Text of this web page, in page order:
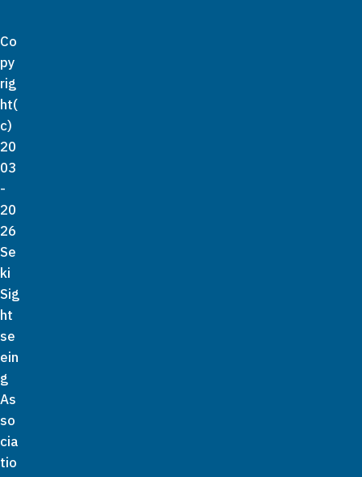
Co
py
rig
ht(
c)
20
03
-
20
26
Se
ki
Sig
ht
se
ein
g
As
so
cia
tio